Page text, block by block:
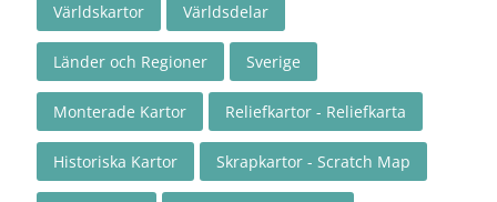
Världskartor
Världsdelar
Länder och Regioner Sverige
Monterade Kartor Reliefkartor - Reliefkarta
Historiska Kartor Skrapkartor - Scratch Map